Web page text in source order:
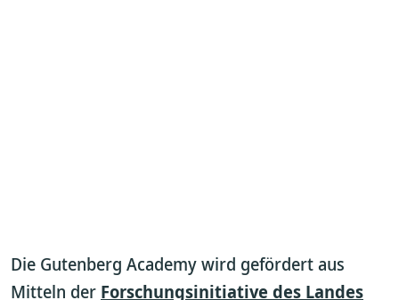
Die Gutenberg Academy wird gefördert aus
Mitteln der Forschungsinitiative des Landes